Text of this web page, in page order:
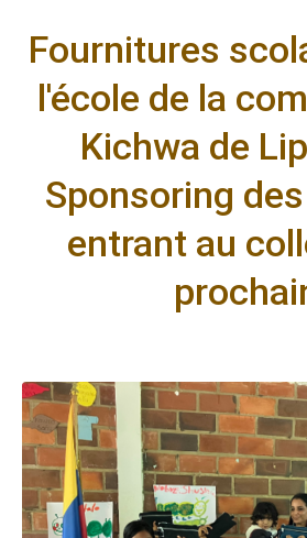
Fournitures
l'école de la
Kichwa de
Sponsoring
entrant au